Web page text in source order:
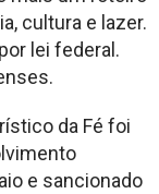
cultura e lazer.
lei federal.
da Fé foi
e sancionado